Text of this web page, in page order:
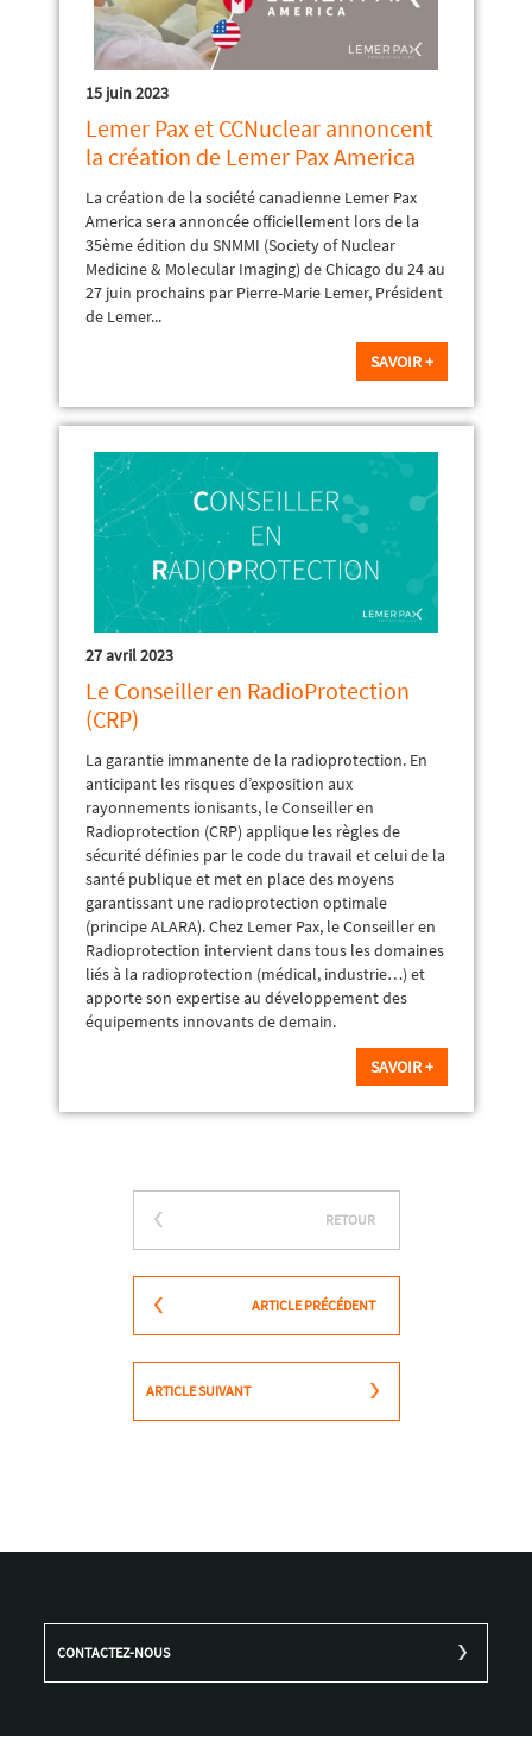
15 juin 2023
Lemer Pax et CCNuclear annoncent
la création de Lemer Pax America
La création de la société canadienne Lemer Pax
America sera annoncée officiellement lors de la
35ème édition du SNMMI (Society of Nuclear
Medicine & Molecular Imaging) de Chicago du 24 au
27 juin prochains par Pierre-Marie Lemer, Président
de Lemer...
SAVOIR +
27 avril 2023
Le Conseiller en RadioProtection
(CRP)
La garantie immanente de la radioprotection. En
anticipant les risques d’exposition aux
rayonnements ionisants, le Conseiller en
Radioprotection (CRP) applique les règles de
sécurité définies par le code du travail et celui de la
santé publique et met en place des moyens
garantissant une radioprotection optimale
(principe ALARA). Chez Lemer Pax, le Conseiller en
Radioprotection intervient dans tous les domaines
liés à la radioprotection (médical, industrie…) et
apporte son expertise au développement des
équipements innovants de demain.
SAVOIR +
RETOUR
ARTICLE PRÉCÉDENT
ARTICLE SUIVANT
CONTACTEZ-NOUS